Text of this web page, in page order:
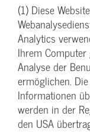
(1) Diese
Analytics
Ihrem
Analyse der
ermöglichen.
Informationen
werden in der
den USA